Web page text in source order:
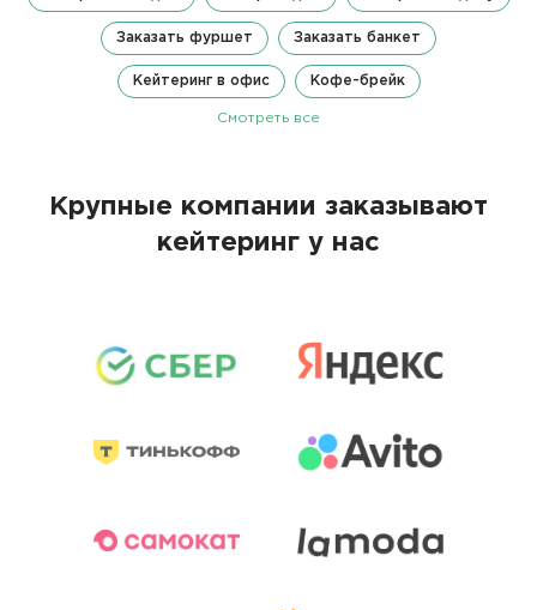
Заказать фуршет Заказать банкет
Кейтеринг в офис Кофе-брейк
Смотреть все
Крупные компании заказывают
кейтеринг у нас